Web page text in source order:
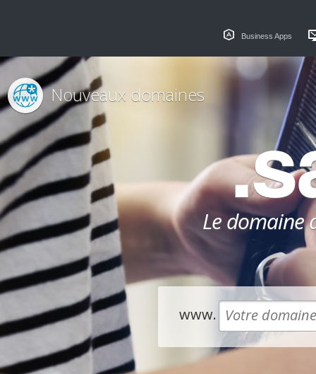
Business Apps
Le domaine
Nouveaux domaines
www.